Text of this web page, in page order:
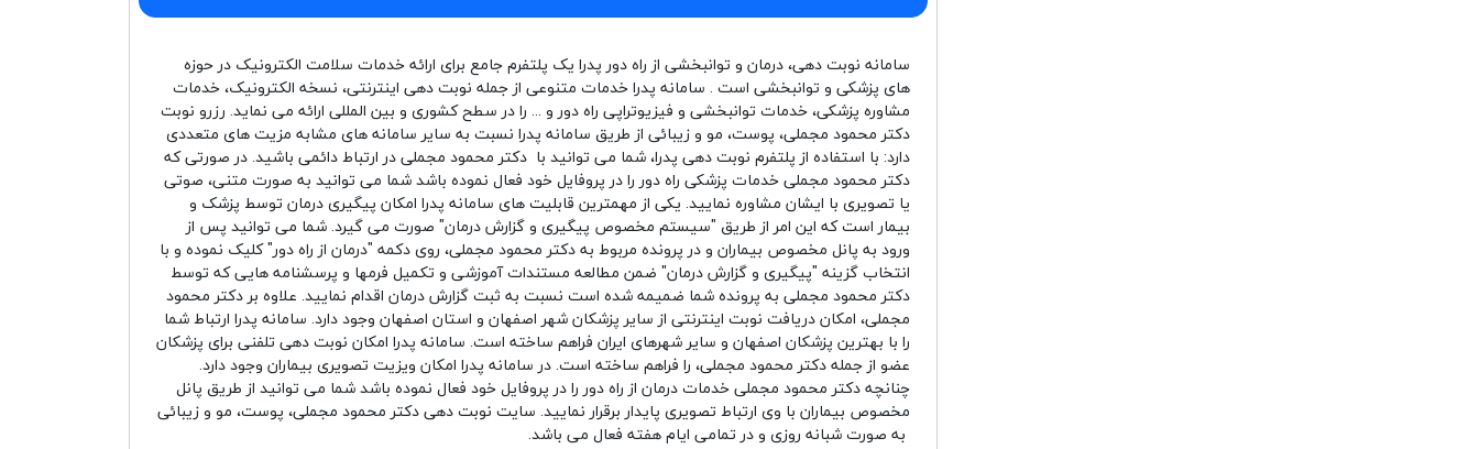
سامانه نوبت دهی، درمان و توانبخشی از راه دور پدرا یک پلتفرم جامع برای ارائه خدمات سلامت الکترونیک در حوزه
های پزشکی و توانبخشی است . سامانه پدرا خدمات متنوعی از جمله نوبت دهی اینترنتی، نسخه الکترونیک، خدمات
مشاوره پزشکی، خدمات توانبخشی و فیزیوتراپی راه دور و ... را در سطح کشوری و بین المللی ارائه می نماید. رزرو نوبت
دکتر محمود مجملی، پوست، مو و زیبائی از طریق سامانه پدرا نسبت به سایر سامانه های مشابه مزیت های متعددی
دارد: با استفاده از پلتفرم نوبت دهی پدرا، شما می توانید با دکتر محمود مجملی در ارتباط دائمی باشید. در صورتی که
دکتر محمود مجملی خدمات پزشکی راه دور را در پروفایل خود فعال نموده باشد شما می توانید به صورت متنی، صوتی
یا تصویری با ایشان مشاوره نمایید. یکی از مهمترین قابلیت های سامانه پدرا امکان پیگیری درمان توسط پزشک و
بیمار است که این امر از طریق "سیستم مخصوص پیگیری و گزارش درمان" صورت می گیرد. شما می توانید پس از
ورود به پانل مخصوص بیماران و در پرونده مربوط به دکتر محمود مجملی، روی دکمه "درمان از راه دور" کلیک نموده و با
انتخاب گزینه "پیگیری و گزارش درمان" ضمن مطالعه مستندات آموزشی و تکمیل فرمها و پرسشنامه هایی که توسط
دکتر محمود مجملی به پرونده شما ضمیمه شده است نسبت به ثبت گزارش درمان اقدام نمایید. علاوه بر دکتر محمود
مجملی، امکان دریافت نوبت اینترنتی از سایر پزشکان شهر اصفهان و استان اصفهان وجود دارد. سامانه پدرا ارتباط شما
را با بهترین پزشکان اصفهان و سایر شهرهای ایران فراهم ساخته است. سامانه پدرا امکان نوبت دهی تلفنی برای پزشکان
عضو از جمله دکتر محمود مجملی، را فراهم ساخته است. در سامانه پدرا امکان ویزیت تصویری بیماران وجود دارد.
چنانچه دکتر محمود مجملی خدمات درمان از راه دور را در پروفایل خود فعال نموده باشد شما می توانید از طریق پانل
مخصوص بیماران با وی ارتباط تصویری پایدار برقرار نمایید. سایت نوبت دهی دکتر محمود مجملی، پوست، مو و زیبائی
به صورت شبانه روزی و در تمامی ایام هفته فعال می باشد.